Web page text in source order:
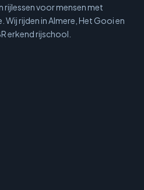
rijlessen voor mensen met
rijden in Almere, Het Gooi en
erkend rijschool.